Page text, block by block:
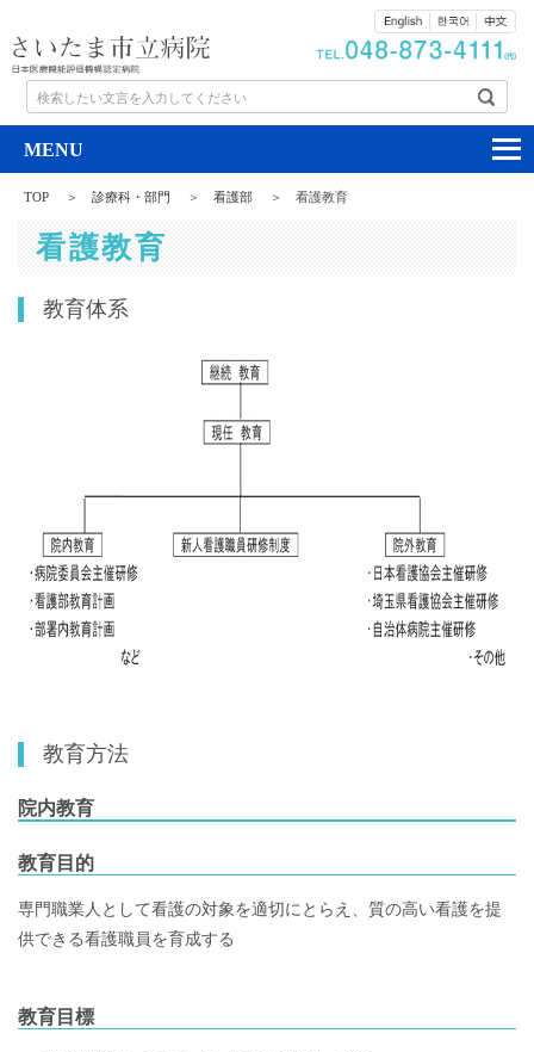
検索したい文言を入力してください
TOP 診療科・部門 看護部 看護教育
看護教育
教育体系
教育方法
院内教育
教育目的
専門職業人として看護の対象を適切にとらえ、質の高い看護を提
供できる看護職員を育成する
教育目標